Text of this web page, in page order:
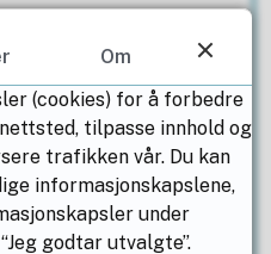
Bistand til brukere
Eliassen
Om
(cookies) for å forbedre
tilpasse innhold og
trafikken vår. Du kan
informasjonskapslene,
under
godtar utvalgte”.